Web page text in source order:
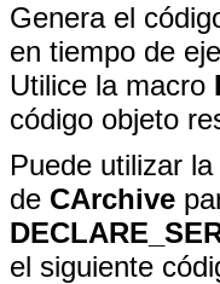
Genera el
en tiempo de
Utilice la macro
código objeto
Puede utilizar
de CArchive
el siguiente